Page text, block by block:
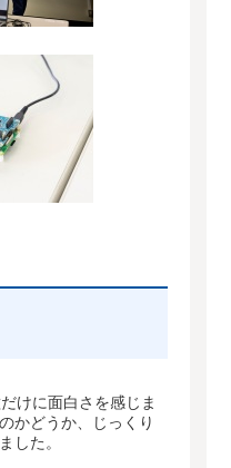
けに面白さを感じま
かどうか、じっくり
した。